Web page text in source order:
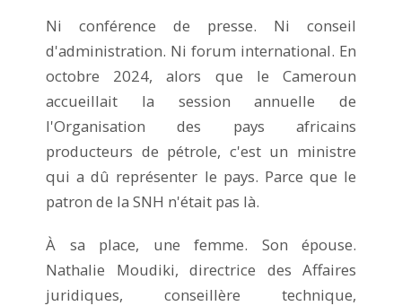
Ni conférence de presse. Ni conseil
d'administration. Ni forum international. En
octobre 2024, alors que le Cameroun
accueillait la session annuelle de
l'Organisation des pays africains
producteurs de pétrole, c'est un ministre
qui a dû représenter le pays. Parce que le
patron de la SNH n'était pas là.
À sa place, une femme. Son épouse.
Nathalie Moudiki, directrice des Affaires
juridiques, conseillère technique,